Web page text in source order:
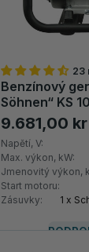
23
Benzínový
Söhnen“ KS
9.681,00 kr
Napětí, V:
Max. výkon, kW:
Jmenovitý výkon,
Start motoru:
Zásuvky:
1 x